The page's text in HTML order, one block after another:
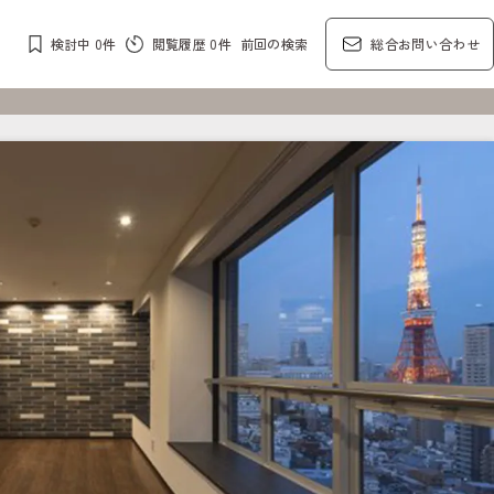
検討中 0件 閲覧履歴 0件 前回の検索 総合お問い合わせ